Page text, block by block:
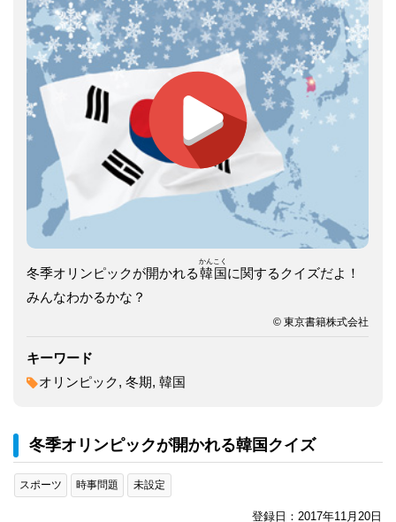
冬季オリンピックが開かれる韓
かん
国
こく
に関するクイズだよ！
みんなわかるかな？
© 東京書籍株式会社
キーワード
オリンピック, 冬期, 韓国
冬季オリンピックが開かれる韓国クイズ
スポーツ 時事問題 未設定
登録日：2017年11月20日